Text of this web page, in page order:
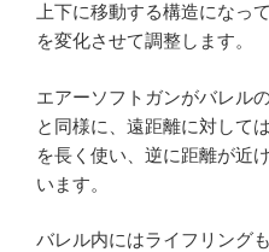
上下に移動する構造になっ
を変化させて調整します。
エアーソフトガンがバレル
と同様に、遠距離に対して
を長く使い、逆に距離が近
います。
バレル内にはライフリング